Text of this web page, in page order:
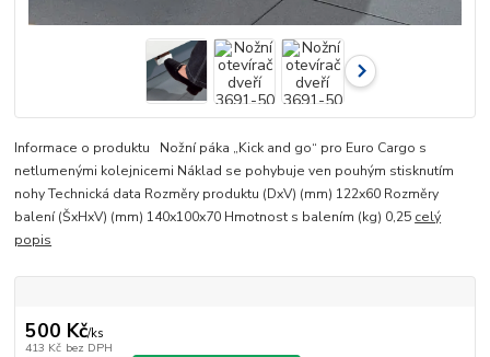
Informace o produktu Nožní páka „Kick and go“ pro Euro Cargo s
netlumenými kolejnicemi Náklad se pohybuje ven pouhým stisknutím
nohy Technická data Rozměry produktu (DxV) (mm) 122x60 Rozměry
balení (ŠxHxV) (mm) 140x100x70 Hmotnost s balením (kg) 0,25 celý
popis
500 Kč/ks
413 Kč bez DPH